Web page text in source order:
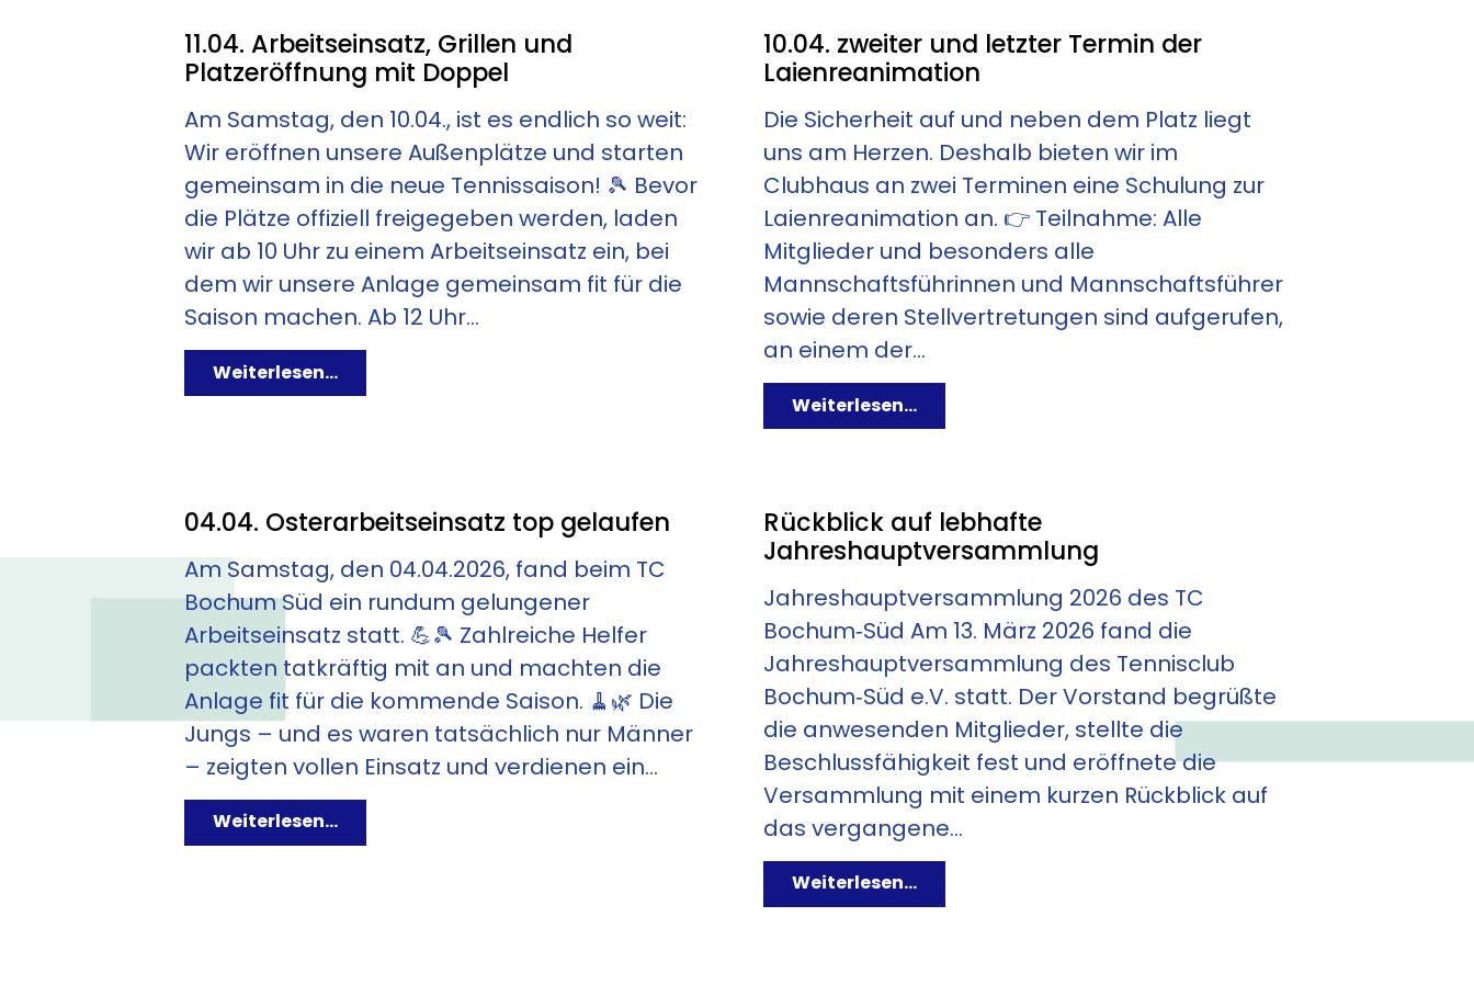
ERGEBNISÜBERSICHT IM NU-LIGA PORTAL
SO STEHTS FÜR UNSERE TEAMS
ZU DEN TABELLEN
NACH DEM SPIEL LECKER ESSEN
IN SCHUMSKIS COURT 7
ZUR ÖFFENTLICHEN GASTRONOMIE
11.04. Arbeitseinsatz, Grillen und
Platzeröffnung mit Doppel
Am Samstag, den 10.04., ist es endlich so weit:
Wir eröffnen unsere Außenplätze und starten
gemeinsam in die neue Tennissaison! 🎾 Bevor
die Plätze offiziell freigegeben werden, laden
wir ab 10 Uhr zu einem Arbeitseinsatz ein, bei
dem wir unsere Anlage gemeinsam fit für die
Saison machen. Ab 12 Uhr...
Weiterlesen...
10.04. zweiter und letzter Termin der
Laienreanimation
Die Sicherheit auf und neben dem Platz liegt
uns am Herzen. Deshalb bieten wir im
Clubhaus an zwei Terminen eine Schulung zur
Laienreanimation an. 👉 Teilnahme: Alle
Mitglieder und besonders alle
Mannschaftsführinnen und Mannschaftsführer
sowie deren Stellvertretungen sind aufgerufen,
an einem der...
Weiterlesen...
04.04. Osterarbeitseinsatz top gelaufen
Am Samstag, den 04.04.2026, fand beim TC
Bochum Süd ein rundum gelungener
Arbeitseinsatz statt. 💪🎾 Zahlreiche Helfer
packten tatkräftig mit an und machten die
Anlage fit für die kommende Saison. 🧹🌿 Die
Jungs – und es waren tatsächlich nur Männer
– zeigten vollen Einsatz und verdienen ein...
Weiterlesen...
Rückblick auf lebhafte
Jahreshauptversammlung
Jahreshauptversammlung 2026 des TC
Bochum‑Süd Am 13. März 2026 fand die
Jahreshauptversammlung des Tennisclub
Bochum‑Süd e.V. statt. Der Vorstand begrüßte
die anwesenden Mitglieder, stellte die
Beschlussfähigkeit fest und eröffnete die
Versammlung mit einem kurzen Rückblick auf
das vergangene...
Weiterlesen...